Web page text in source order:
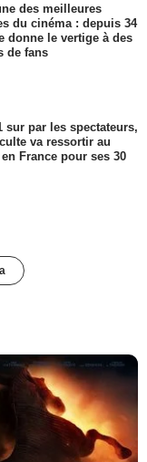
des meilleures
du cinéma : depuis 34
donne le vertige à des
de fans
sur par les spectateurs,
va ressortir au
France pour ses 30